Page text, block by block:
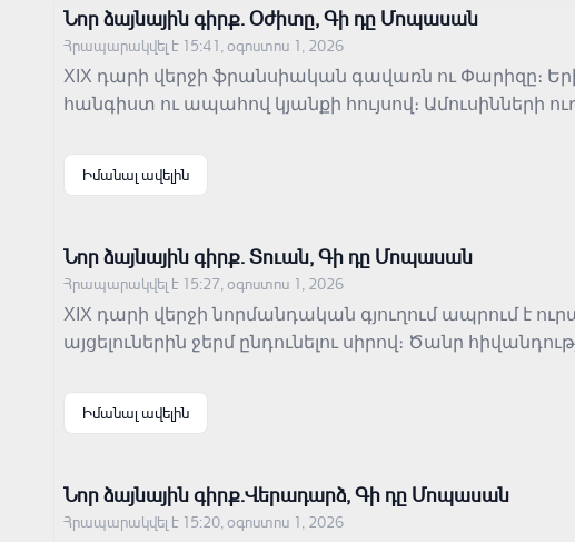
Նոր ձայնային գիրք․ Օժիտը, Գի դը Մոպասան
Հրապարակվել է 15:41, օգոստոս 1, 2026
XIX դարի վերջի ֆրանսիական գավառն ու Փարիզը։
հանգիստ ու ապահով կյանքի հույսով։ Ամուսինների
բարեկեցության մասին պատկերացումները, երբ
Իմանալ ավելին
Նոր ձայնային գիրք․ Տուան, Գի դը Մոպասան
Հրապարակվել է 15:27, օգոստոս 1, 2026
XIX դարի վերջի նորմանդական գյուղում ապրում է
այցելուներին ջերմ ընդունելու սիրով։ Ծանր
մարդու հարմարվելու կարողությունը։
Իմանալ ավելին
Նոր ձայնային գիրք․Վերադարձ, Գի դը Մոպասան
Հրապարակվել է 15:20, օգոստոս 1, 2026